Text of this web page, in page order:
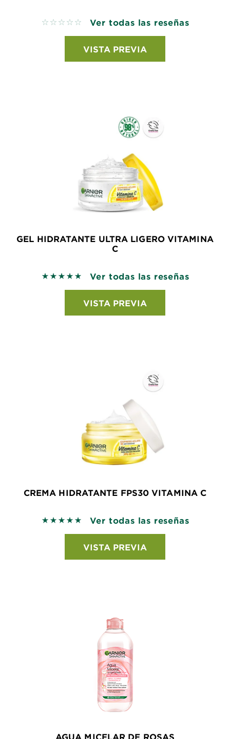
No reviews Ver todas las reseñas
VISTA PREVIA
GEL HIDRATANTE ULTRA LIGERO VITAMINA
C
5 out of 5 stars based on reviews
Ver todas las reseñas
VISTA PREVIA
CREMA HIDRATANTE FPS30 VITAMINA C
5 out of 5 stars based on reviews
Ver todas las reseñas
VISTA PREVIA
AGUA MICELAR DE ROSAS